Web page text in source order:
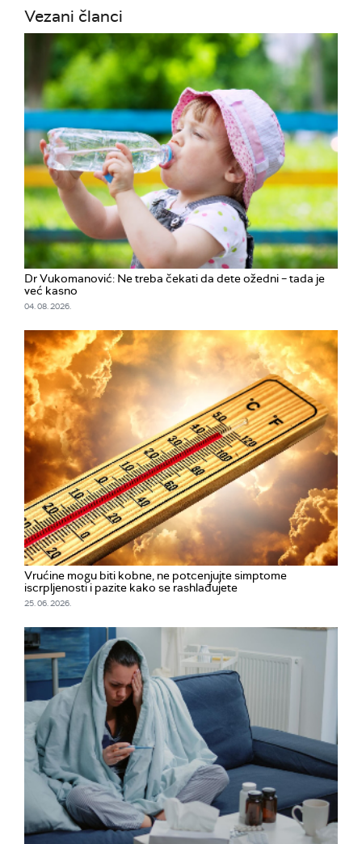
Vezani članci
Dr Vukomanović: Ne treba čekati da dete ožedni – tada je
već kasno
04. 08. 2026.
Vrućine mogu biti kobne, ne potcenjujte simptome
iscrpljenosti i pazite kako se rashlađujete
25. 06. 2026.